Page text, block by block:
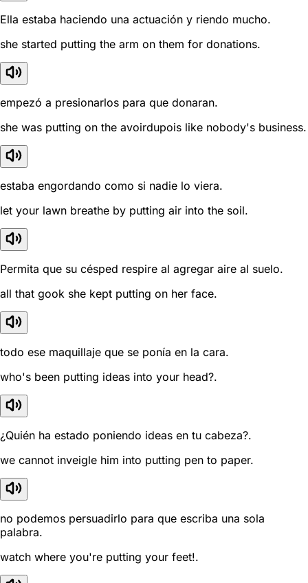
Ella estaba haciendo una actuación y riendo mucho.
she started putting the arm on them for donations.
empezó a presionarlos para que donaran.
she was putting on the avoirdupois like nobody's business.
estaba engordando como si nadie lo viera.
let your lawn breathe by putting air into the soil.
Permita que su césped respire al agregar aire al suelo.
all that gook she kept putting on her face.
todo ese maquillaje que se ponía en la cara.
who's been putting ideas into your head?.
¿Quién ha estado poniendo ideas en tu cabeza?.
we cannot inveigle him into putting pen to paper.
no podemos persuadirlo para que escriba una sola
palabra.
watch where you're putting your feet!.